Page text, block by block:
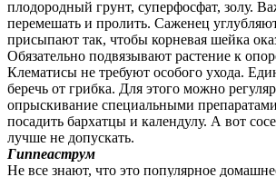
плодородный грунт, суперфосфат, золу.
перемешать и пролить. Саженец
присыпают так, чтобы корневая шейка
Обязательно подвязывают растение к
Клематисы не требуют особого ухода.
беречь от грибка. Для этого можно
опрыскивание специальными
посадить бархатцы и календулу. А вот
лучше не допускать.
Гиппеаструм
Не все знают, что это популярное